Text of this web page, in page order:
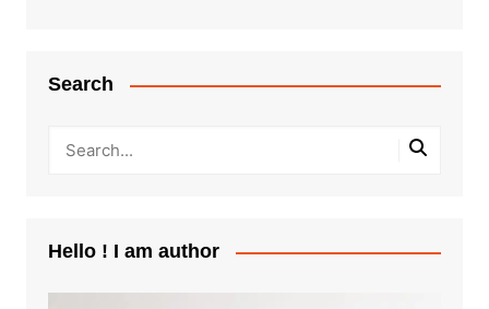
Search
Hello ! I am author